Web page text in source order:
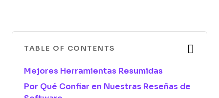
TABLE OF CONTENTS
Mejores Herramientas Resumidas
Por Qué Confiar en Nuestras Reseñas de